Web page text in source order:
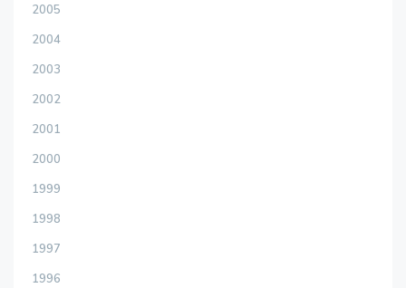
2005
2004
2003
2002
2001
2000
1999
1998
1997
1996